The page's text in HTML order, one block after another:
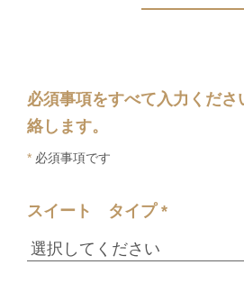
必須事項をすべて入力くださ
絡します。
* 必須事項です
スイート タイプ *